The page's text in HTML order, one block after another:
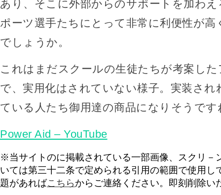
あり、そこに外部からのサポートを加わ
ポーツ選手たちにとって非常に利便性が
でしょうか。
これはまだスクールの生徒たちが考案し
で、実用化はされていない様子。実装さ
ている人たち御用達の商品になりそうです
Power Aid – YouTube
※当サイトのに掲載されている一部画像、スクリ－
いては第三十二条で定められる引用の範囲で使用し
題があればこちらからご連絡ください。即刻削除い